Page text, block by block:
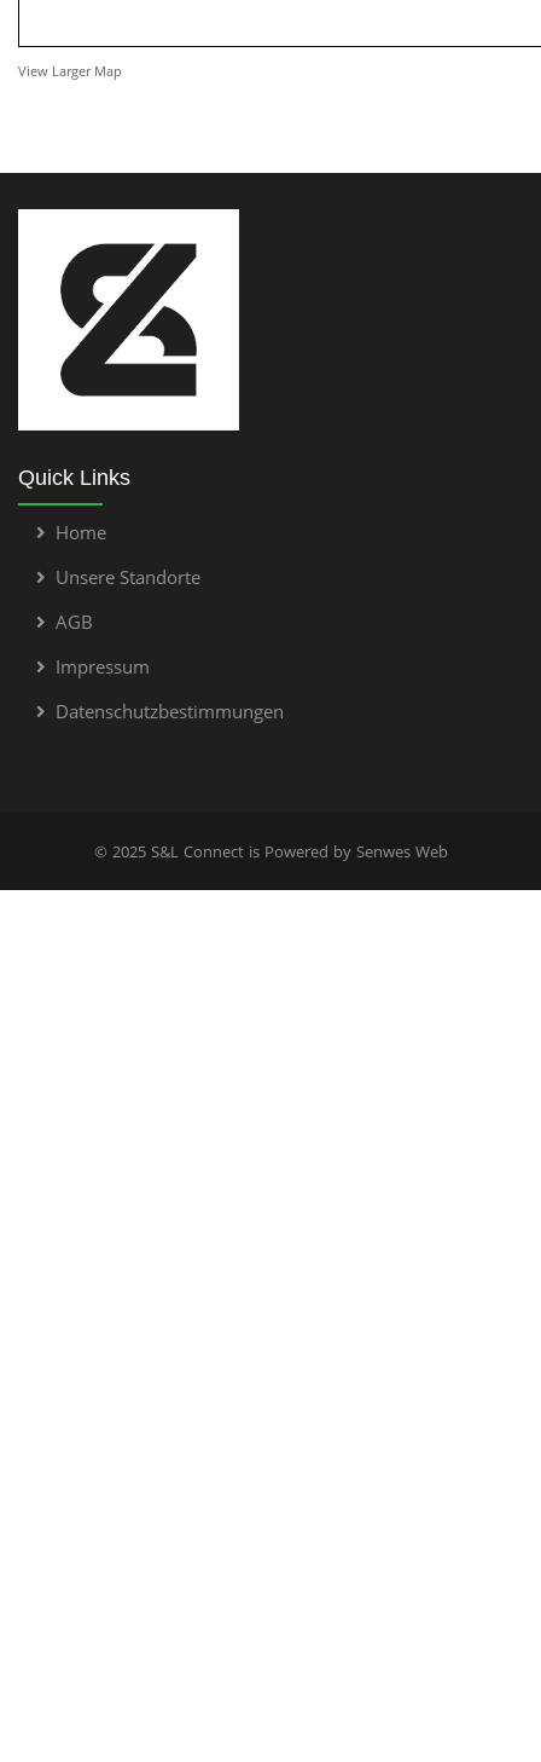
View Larger Map
Quick Links
Home
Unsere Standorte
AGB
Impressum
Datenschutzbestimmungen
© 2025 S&L Connect is Powered by Senwes Web